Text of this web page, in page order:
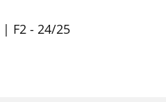
F2 - 24/25